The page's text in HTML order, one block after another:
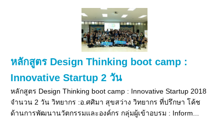
หลักสูตร Design Thinking boot camp :
Innovative Startup 2 วัน
หลักสูตร Design Thinking boot camp : Innovative Startup 2018
จำนวน 2 วัน วิทยากร :อ.ศศิมา สุขสว่าง วิทยากร ที่ปรึกษา โค้ช
ด้านการพัฒนานวัตกรรมและองค์กร กลุ่มผู้เข้าอบรม : Inform...